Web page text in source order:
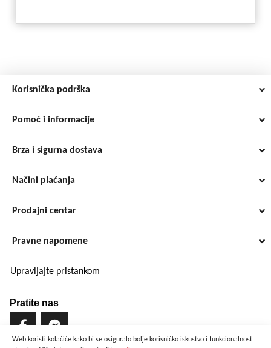
Web koristi kolačiće kako bi se osiguralo bolje korisničko iskustvo i funkcionalnost
Korisnička podrška
Pomoć i informacije
Brza i sigurna dostava
Načini plaćanja
Prodajni centar
Pravne napomene
Upravljajte pristankom
Pratite nas